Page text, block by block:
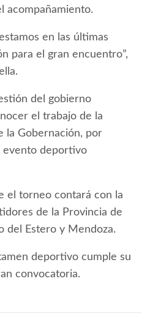
acompañamiento.
en las últimas
para el gran encuentro”,
del gobierno
el trabajo de la
la Gobernación, por
evento deportivo
el torneo contará con la
de la Provincia de
del Estero y Mendoza.
deportivo cumple su
convocatoria.